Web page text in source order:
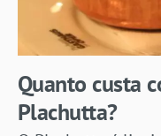
Quanto custa
Plachutta?